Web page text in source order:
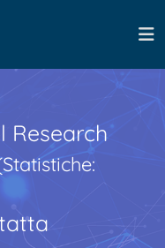
Research